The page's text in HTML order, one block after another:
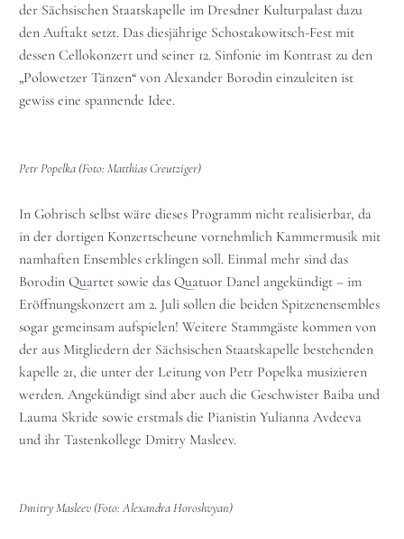
der Sächsischen Staatskapelle im Dresdner Kulturpalast dazu
den Auftakt setzt. Das diesjährige Schostakowitsch-Fest mit
dessen Cellokonzert und seiner 12. Sinfonie im Kontrast zu den
„Polowetzer Tänzen“ von Alexander Borodin einzuleiten ist
gewiss eine spannende Idee.
Petr Popelka (Foto: Matthias Creutziger)
In Gohrisch selbst wäre dieses Programm nicht realisierbar, da
in der dortigen Konzertscheune vornehmlich Kammermusik mit
namhaften Ensembles erklingen soll. Einmal mehr sind das
Borodin Quartet sowie das Quatuor Danel angekündigt – im
Eröffnungskonzert am 2. Juli sollen die beiden Spitzenensembles
sogar gemeinsam aufspielen! Weitere Stammgäste kommen von
der aus Mitgliedern der Sächsischen Staatskapelle bestehenden
kapelle 21, die unter der Leitung von Petr Popelka musizieren
werden. Angekündigt sind aber auch die Geschwister Baiba und
Lauma Skride sowie erstmals die Pianistin Yulianna Avdeeva
und ihr Tastenkollege Dmitry Masleev.
Dmitry Masleev (Foto: Alexandra Horoshvyan)